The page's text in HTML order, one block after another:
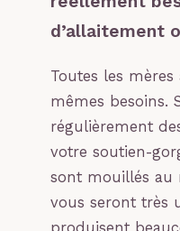
d’allaitement
Toutes les mères
mêmes besoins.
régulièrement
votre soutien-
sont mouillés au
vous seront très
produisent